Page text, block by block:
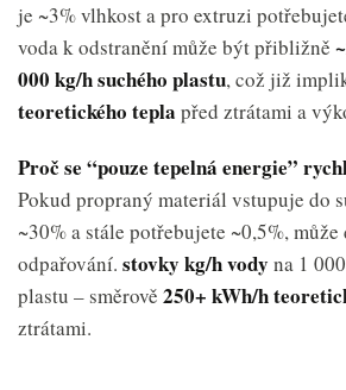
je ~3% vlhkost a pro extruzi
voda k odstranění může být přibližně
000 kg/h suchého plastu, což již
teoretického tepla před ztrátami a
Proč se “pouze tepelná energie”
Pokud propraný materiál vstupuje do
~30% a stále potřebujete ~0,5%,
odpařování. stovky kg/h vody na 1
plastu – směrově 250+ kWh/h
ztrátami.